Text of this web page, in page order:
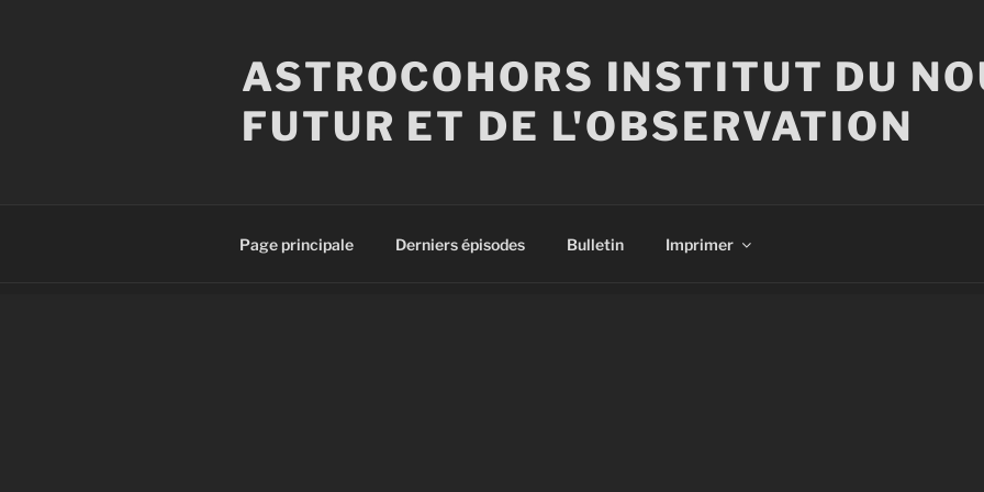
ASTROCOHORS INSTITUT DU
FUTUR ET DE L'OBSERVATION
Page principale Derniers épisodes Bulletin Imprimer